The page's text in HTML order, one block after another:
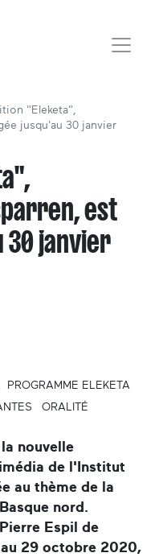
"Eleketa",
jusqu'au 30 janvier
est
30 janvier
PROGRAMME ELEKETA
ORALITÉ
nouvelle
de l'Institut
au thème de la
nord.
Espil de
29 octobre 2020,